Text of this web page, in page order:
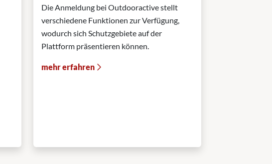
Die Anmeldung bei Outdooractive stellt
verschiedene Funktionen zur Verfügung,
wodurch sich Schutzgebiete auf der
Plattform präsentieren können.
mehr erfahren